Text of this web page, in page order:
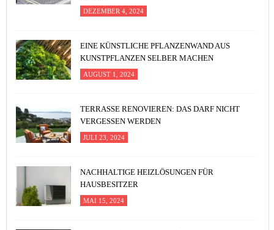
DEZEMBER 4, 2024
EINE KÜNSTLICHE PFLANZENWAND AUS
KUNSTPFLANZEN SELBER MACHEN
AUGUST 1, 2024
TERRASSE RENOVIEREN: DAS DARF NICHT
VERGESSEN WERDEN
JULI 23, 2024
NACHHALTIGE HEIZLÖSUNGEN FÜR
HAUSBESITZER
MAI 15, 2024